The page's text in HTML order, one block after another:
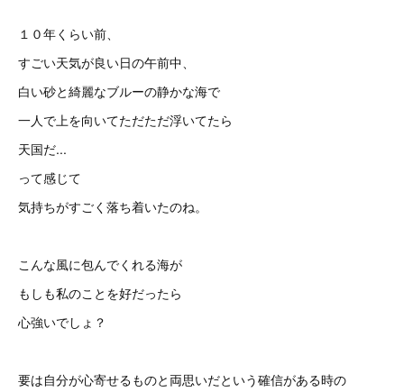
１０年くらい前、
すごい天気が良い日の午前中、
白い砂と綺麗なブルーの静かな海で
一人で上を向いてただただ浮いてたら
天国だ...
って感じて
気持ちがすごく落ち着いたのね。
こんな風に包んでくれる海が
もしも私のことを好だったら
心強いでしょ？
要は自分が心寄せるものと両思いだという確信がある時の